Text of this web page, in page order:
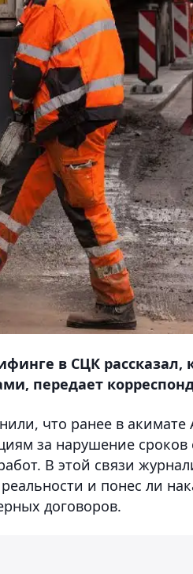
в СЦК рассказал,
передает
что ранее в
за нарушение сроков
В этой связи
и понес ли
договоров.